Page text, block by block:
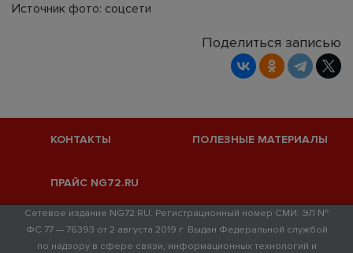
Источник фото: соцсети
Поделиться записью
КОНТАКТЫ ПОЛЕЗНЫЕ МАТЕРИАЛЫ
ПРАЙС NG72.RU
Сетевое издание NG72.RU. Регистрационный номер СМИ: ЭЛ №
ФС 77 — 76393 от 2 августа 2019 г. Выдан Федеральной службой
по надзору в сфере связи, информационных технологий и